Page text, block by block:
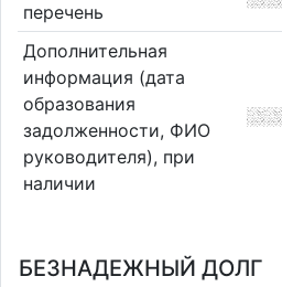
перечень
Дополнительная
информация (дата
образования
задолженности, ФИО
руководителя), при
наличии
БЕЗНАДЕЖНЫЙ ДОЛГ